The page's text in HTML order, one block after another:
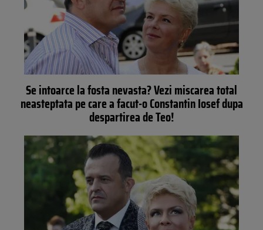
Se intoarce la fosta nevasta? Vezi miscarea total
neasteptata pe care a facut-o Constantin Iosef dupa
despartirea de Teo!